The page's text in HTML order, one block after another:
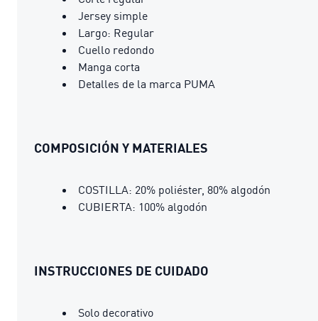
Jersey simple
Largo: Regular
Cuello redondo
Manga corta
Detalles de la marca PUMA
COMPOSICIÓN Y MATERIALES
COSTILLA: 20% poliéster, 80% algodón
CUBIERTA: 100% algodón
INSTRUCCIONES DE CUIDADO
Solo decorativo